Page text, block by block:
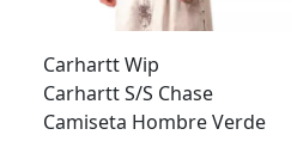
Carhartt Wip
Carhartt S/S Chase
Camiseta Hombre Verde